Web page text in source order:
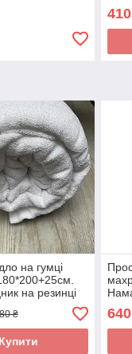
410
на гумці
на резинці
₴
Купити
640